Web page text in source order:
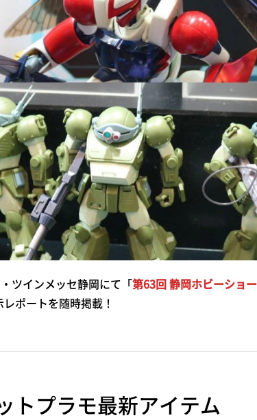
ツインメッセ静岡にて「第63回 静岡ホビーショー
ポートを随時掲載！
トプラモ最新アイテム